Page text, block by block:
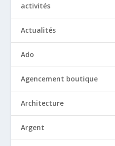
activités
Actualités
Ado
Agencement boutique
Architecture
Argent